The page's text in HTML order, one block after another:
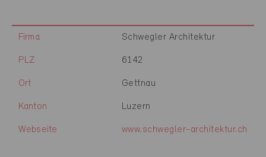
Firma Schwegler Architektur
PLZ 6142
Ort Gettnau
Kanton Luzern
Webseite www.schwegler-architektur.ch